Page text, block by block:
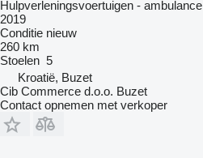
Hulpverleningsvoertuigen - ambulance
2019
Conditie nieuw
260 km
Stoelen 5
Kroatië, Buzet
Cib Commerce d.o.o. Buzet
Contact opnemen met verkoper